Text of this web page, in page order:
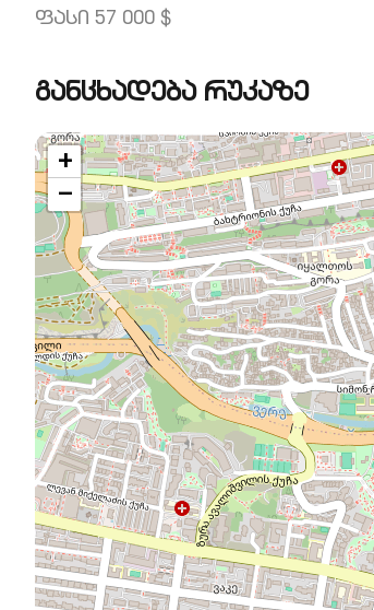
ფასი 57 000 $
განცხადება რუკაზე
+
−